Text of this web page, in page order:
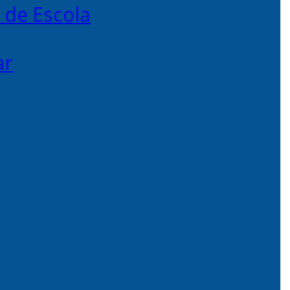
Escola